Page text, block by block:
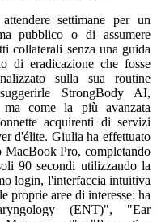
settimane per un
pubblico o di assumere
collaterali senza una guida
di eradicazione che fosse
sulla sua routine
StrongBody AI,
come la più avanzata
acquirenti di servizi
d'élite. Giulia ha effettuato
MacBook Pro, completando
90 secondi utilizzando la
login, l'interfaccia intuitiva
proprie aree di interesse: ha
(ENT)", "Ear